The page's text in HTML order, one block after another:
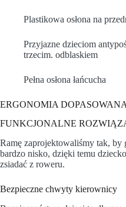
Plastikowa osłona na
Przyjazne dzieciom
trzecim. odblaskiem
Pełna osłona łańcucha
ERGONOMIA
FUNKCJONALNE
Ramę zaprojektowaliśmy tak, by
bardzo nisko, dzięki temu
zsiadać z roweru.
Bezpieczne chwyty kierownicy